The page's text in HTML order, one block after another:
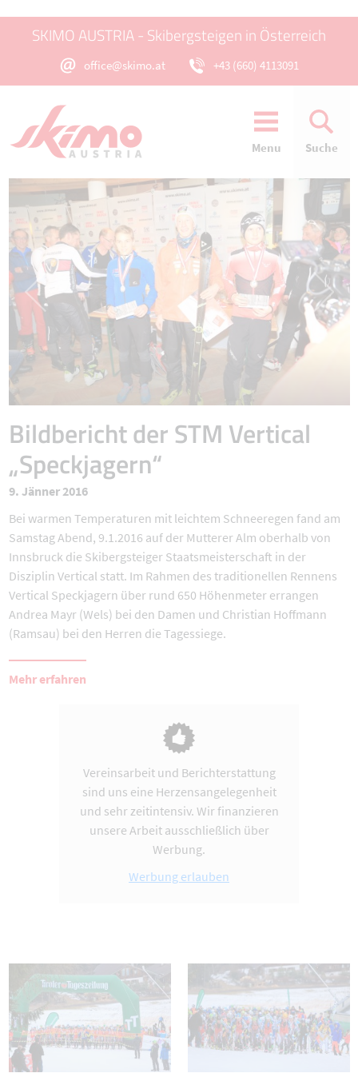
SKIMO AUSTRIA - Skibergsteigen in Österreich
office@skimo.at +43 (660) 4113091
Menu Suche
Bildbericht der STM Vertical
„Speckjagern“
9. Jänner 2016
Bei warmen Temperaturen mit leichtem Schneeregen fand am
Samstag Abend, 9.1.2016 auf der Mutterer Alm oberhalb von
Innsbruck die Skibergsteiger Staatsmeisterschaft in der
Disziplin Vertical statt. Im Rahmen des traditionellen Rennens
Vertical Speckjagern über rund 650 Höhenmeter errangen
Andrea Mayr (Wels) bei den Damen und Christian Hoffmann
(Ramsau) bei den Herren die Tagessiege.
Mehr erfahren
Vereinsarbeit und Berichterstattung
sind uns eine Herzensangelegenheit
und sehr zeitintensiv. Wir finanzieren
unsere Arbeit ausschließlich über
Werbung.
Werbung erlauben